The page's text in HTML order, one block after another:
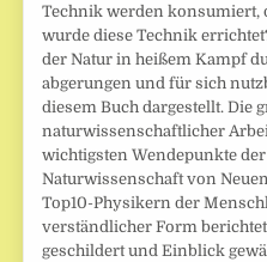
Technik werden konsumiert,
wurde diese Technik
der Natur in heißem Kampf
abgerungen und für sich
diesem Buch dargestellt. Die
naturwissenschaftlicher
wichtigsten Wendepunkte
Naturwissenschaft von
Top10-Physikern der
verständlicher Form
geschildert und Einblick